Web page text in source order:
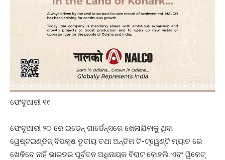
ଫେବୃଆରୀ ୧୯
ଫେବୃଆରୀ ୨୦ ରେ ଇଡେନ୍ ଗାର୍ଡେନ୍ସରେ ଖେଳାଯିବାକୁ ଥିବା
ୱେଷ୍ଟଇଣ୍ଡିଜ୍ ବିପକ୍ଷ ତୃତୀୟ ତଥା ଅନ୍ତିମ ଟି-ଟ୍ୱେଣ୍ଟି ମ୍ୟାଚ ରେ
ଖେଳିବେ ନାହିଁ ଭାରତର ପୂର୍ବତନ ଅଧିନାୟକ ବିରାଟ କୋହଲି ଏବଂ ୱିକେଟ୍